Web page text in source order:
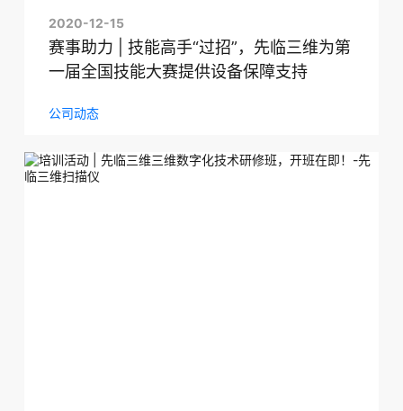
2020-12-15
赛事助力 | 技能高手“过招”，先临三维为第
一届全国技能大赛提供设备保障支持
公司动态